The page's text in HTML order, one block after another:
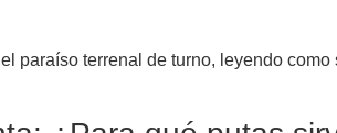
paraíso terrenal de turno, leyendo